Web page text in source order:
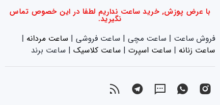
با عرض پوزش, خرید ساعت نداریم لطفا در این خصوص تماس
نگیرید.
فروش ساعت | ساعت مچی | ساعت فروشی | ساعت مردانه |
ساعت زنانه |‌ ساعت اسپرت |‌ ساعت کلاسیک | ساعت برند